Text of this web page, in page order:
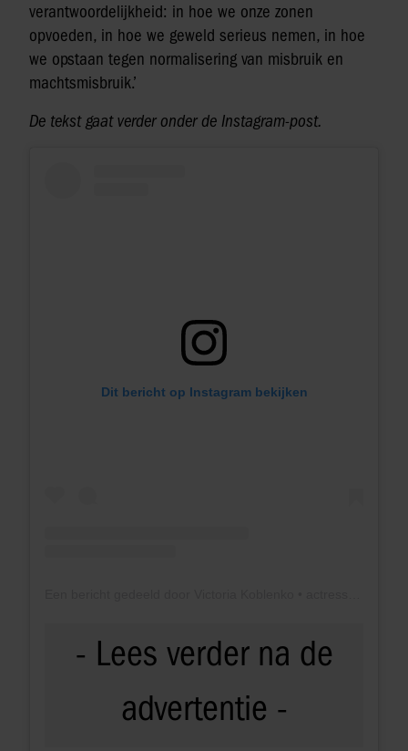
verantwoordelijkheid: in hoe we onze zonen
opvoeden, in hoe we geweld serieus nemen, in hoe
we opstaan tegen normalisering van misbruik en
machtsmisbruik.’
De tekst gaat verder onder de Instagram-post.
Dit bericht op Instagram bekijken